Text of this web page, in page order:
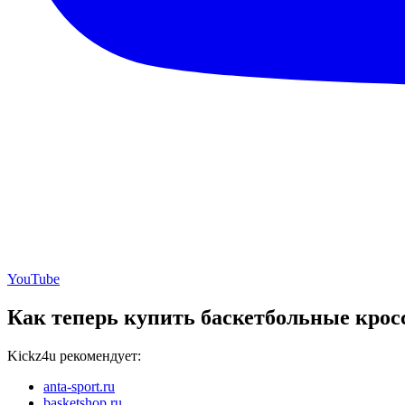
YouTube
Как теперь купить баскетбольные
Kickz4u рекомендует:
anta-sport.ru